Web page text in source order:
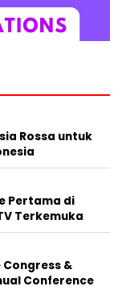
Rossa untuk
Pertama di
Terkemuka
Congress &
Conference